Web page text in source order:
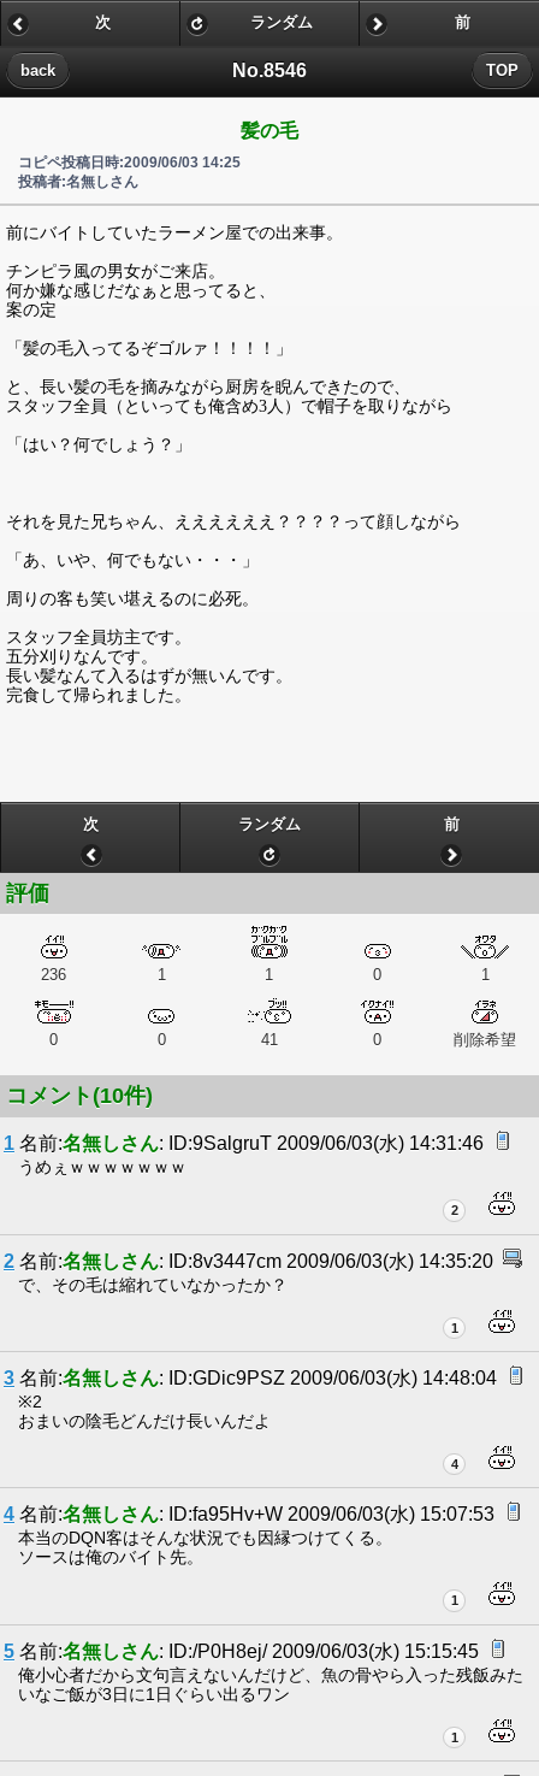
No.8546
back TOP
次 ランダム 前
髪の毛
コピペ投稿日時:2009/06/03 14:25
投稿者:名無しさん
前にバイトしていたラーメン屋での出来事。
チンピラ風の男女がご来店。
何か嫌な感じだなぁと思ってると、
案の定
「髪の毛入ってるぞゴルァ！！！！」
と、長い髪の毛を摘みながら厨房を睨んできたので、
スタッフ全員（といっても俺含め3人）で帽子を取りながら
「はい？何でしょう？」
それを見た兄ちゃん、ええええええ？？？？って顔しながら
「あ、いや、何でもない・・・」
周りの客も笑い堪えるのに必死。
スタッフ全員坊主です。
五分刈りなんです。
長い髪なんて入るはずが無いんです。
完食して帰られました。
次 ランダム 前
評価
236 1 1 0 1
0 0 41 0 削除希望
コメント(10件)
1 名前:名無しさん: ID:9SalgruT 2009/06/03(水) 14:31:46
うめぇｗｗｗｗｗｗｗ
2
2 名前:名無しさん: ID:8v3447cm 2009/06/03(水) 14:35:20
で、その毛は縮れていなかったか？
1
3 名前:名無しさん: ID:GDic9PSZ 2009/06/03(水) 14:48:04
※2
おまいの陰毛どんだけ長いんだよ
4
4 名前:名無しさん: ID:fa95Hv+W 2009/06/03(水) 15:07:53
本当のDQN客はそんな状況でも因縁つけてくる。
ソースは俺のバイト先。
1
5 名前:名無しさん: ID:/P0H8ej/ 2009/06/03(水) 15:15:45
俺小心者だから文句言えないんだけど、魚の骨やら入った残飯みた
いなご飯が3日に1日ぐらい出るワン
1